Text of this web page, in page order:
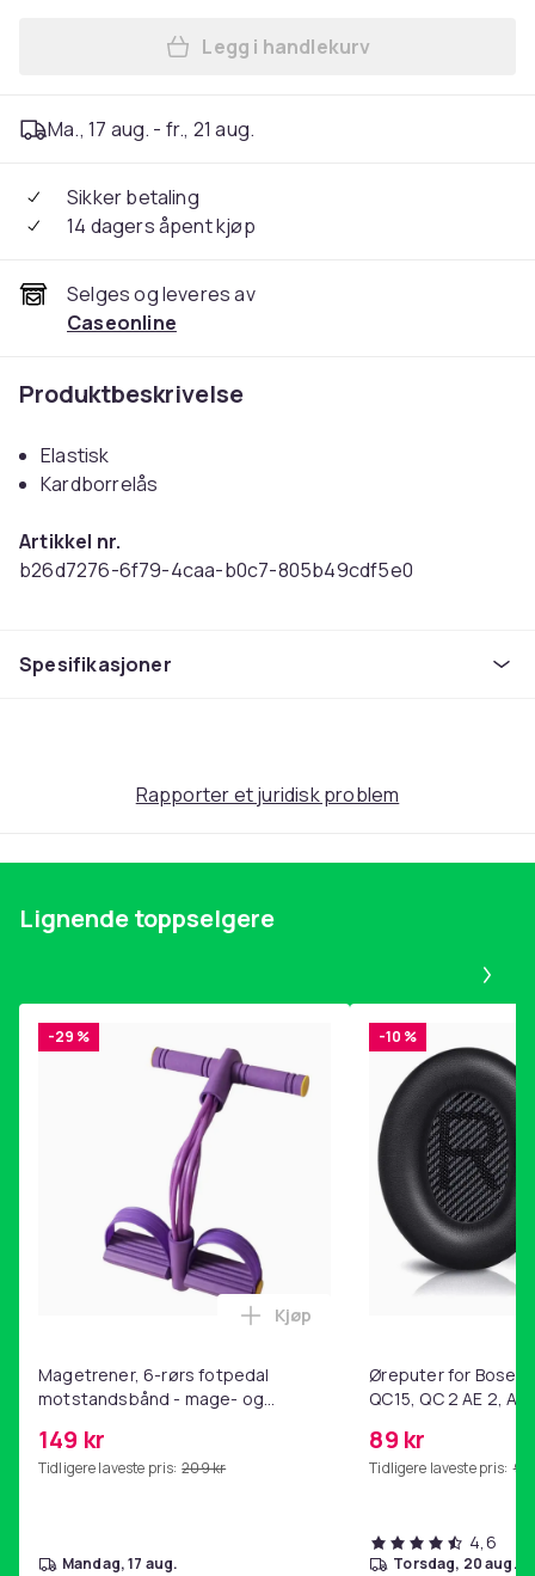
Legg Elastisk propellbånd
Legg i handlekurv
Ma., 17 aug. - fr., 21 aug.
Sikker betaling
14 dagers åpent kjøp
Selges og leveres av
Caseonline
Produktbeskrivelse
Elastisk
Kardborrelås
Artikkel nr.
b26d7276-6f79-4caa-b0c7-805b49cdf5e0
Spesifikasjoner
Rapporter et juridisk problem
Lignende toppselgere
-29 %
Magetrener, 6-rørs fotpedal
motstandsbånd - mage- og
hjemmegymnastikk Purple
149 kr
Tidligere laveste pris: 209 kr
Legg Magetrener, 6-rørs
Kjøp
mandag, 17 aug.
-10 %
Øreputer for Bose
QC15, QC 2 AE 2, AE
89 kr
Tidligere laveste pris: 99
4,6
torsdag, 20 aug.